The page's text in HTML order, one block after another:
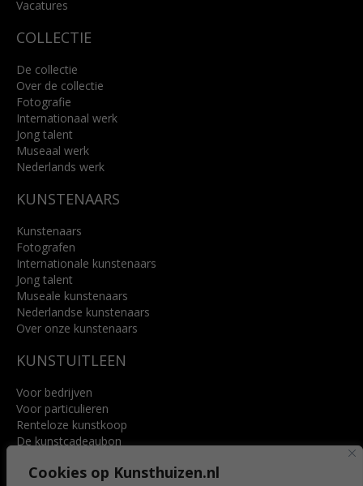
Cookies op Kunsthuizen.nl
Vacatures
COLLECTIE
De collectie
Over de collectie
Fotografie
Internationaal werk
Jong talent
Museaal werk
Nederlands werk
KUNSTENAARS
Kunstenaars
Fotografen
Internationale kunstenaars
Jong talent
Museale kunstenaars
Nederlandse kunstenaars
Over onze kunstenaars
KUNSTUITLEEN
Voor bedrijven
Voor particulieren
Renteloze kunstkoop
De kunstcadeaubon
Voordelen